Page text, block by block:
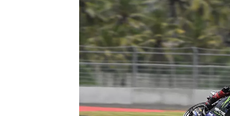
NASCAR CUP